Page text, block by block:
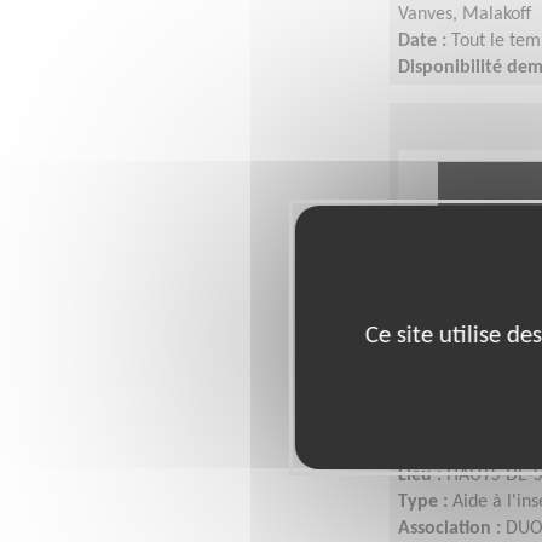
Vanves, Malakoff
Date : Tout le
Disponibilité
d'emploi
Lieu :HAUTS-DE-
Type : Aide à
Association :
Ce site utilise